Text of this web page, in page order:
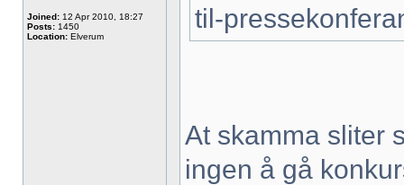
Joined: 12 Apr 2010, 18:27
Posts: 1450
Location: Elverum
til-
At skamma sliter
ingen å gå